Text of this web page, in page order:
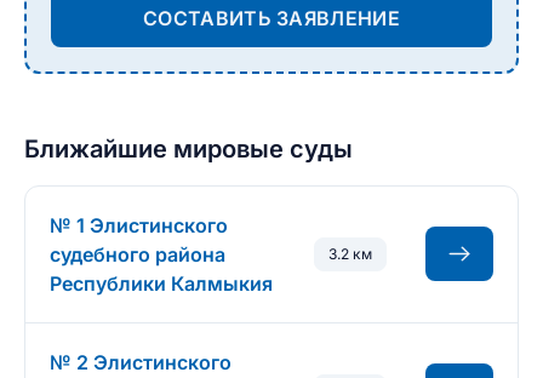
СОСТАВИТЬ ЗАЯВЛЕНИЕ
Ближайшие мировые суды
№ 1 Элистинского
судебного района
Республики Калмыкия
3.2 км
№ 2 Элистинского